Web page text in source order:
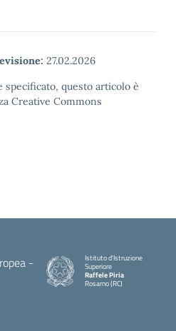
27.02.2026
specificato, questo articolo è
Creative Commons
Istituto d'Istruzione
Superiore
Raffele Piria
Rosarno (RC)